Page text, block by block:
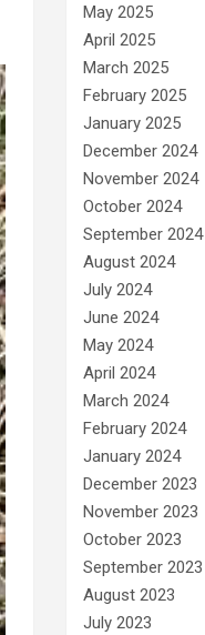
May 2025
April 2025
March 2025
February 2025
January 2025
December 2024
November 2024
October 2024
September 2024
August 2024
July 2024
June 2024
May 2024
April 2024
March 2024
February 2024
January 2024
December 2023
November 2023
October 2023
September 2023
August 2023
July 2023